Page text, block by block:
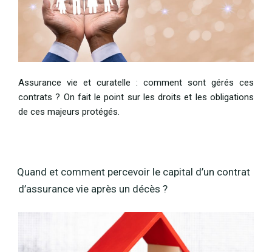
Assurance vie et curatelle : comment sont gérés ces
contrats ? On fait le point sur les droits et les obligations
de ces majeurs protégés.
Quand et comment percevoir le capital d’un contrat
d’assurance vie après un décès ?